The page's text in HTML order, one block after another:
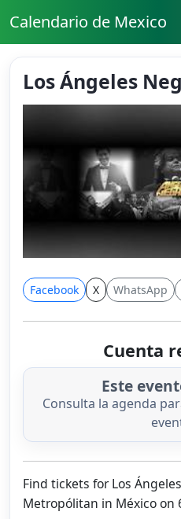
Calendario de Mexico
Los Ángeles
Facebook X WhatsApp
Cuenta
Este
Consulta la agenda
Find tickets for Los
Metropólitan in México on